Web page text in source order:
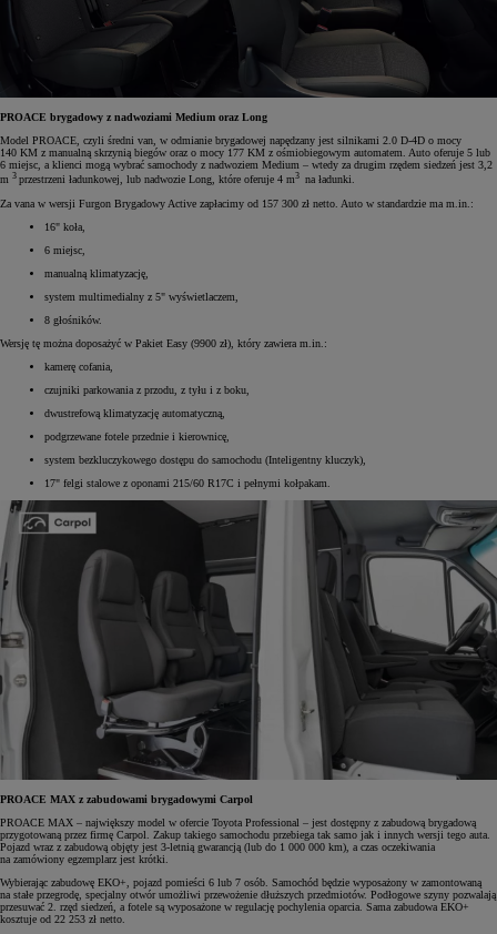
PROACE brygadowy z nadwoziami Medium oraz Long
Model PROACE, czyli średni van, w odmianie brygadowej napędzany jest silnikami 2.0 D-4D o mocy
140 KM z manualną skrzynią biegów oraz o mocy 177 KM z ośmiobiegowym automatem. Auto oferuje 5 lub
6 miejsc, a klienci mogą wybrać samochody z nadwoziem Medium – wtedy za drugim rzędem siedzeń jest 3,2
m 3 przestrzeni ładunkowej, lub nadwozie Long, które oferuje 4 m3 na ładunki.
Za vana w wersji Furgon Brygadowy Active zapłacimy od 157 300 zł netto. Auto w standardzie ma m.in.:
16" koła,
6 miejsc,
manualną klimatyzację,
system multimedialny z 5" wyświetlaczem,
8 głośników.
Wersję tę można doposażyć w Pakiet Easy (9900 zł), który zawiera m.in.:
kamerę cofania,
czujniki parkowania z przodu, z tyłu i z boku,
dwustrefową klimatyzację automatyczną,
podgrzewane fotele przednie i kierownicę,
system bezkluczykowego dostępu do samochodu (Inteligentny kluczyk),
17" felgi stalowe z oponami 215/60 R17C i pełnymi kołpakam.
PROACE MAX z zabudowami brygadowymi Carpol
PROACE MAX – największy model w ofercie Toyota Professional – jest dostępny z zabudową brygadową
przygotowaną przez firmę Carpol. Zakup takiego samochodu przebiega tak samo jak i innych wersji tego auta.
Pojazd wraz z zabudową objęty jest 3-letnią gwarancją (lub do 1 000 000 km), a czas oczekiwania
na zamówiony egzemplarz jest krótki.
Wybierając zabudowę EKO+, pojazd pomieści 6 lub 7 osób. Samochód będzie wyposażony w zamontowaną
na stałe przegrodę, specjalny otwór umożliwi przewożenie dłuższych przedmiotów. Podłogowe szyny pozwalają
przesuwać 2. rzęd siedzeń, a fotele są wyposażone w regulację pochylenia oparcia. Sama zabudowa EKO+
kosztuje od 22 253 zł netto.